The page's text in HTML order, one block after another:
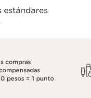
estándares
compras
pesos = 1 punto